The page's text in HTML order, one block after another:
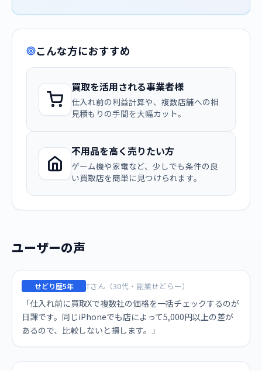
こんな方におすすめ
買取を活用される事業者様
仕入れ前の利益計算や、複数店舗への相
見積もりの手間を大幅カット。
不用品を高く売りたい方
ゲーム機や家電など、少しでも条件の良
い買取店を簡単に見つけられます。
ユーザーの声
せどり歴5年 Tさん（30代・副業せどらー）
「仕入れ前に買取Xで複数社の価格を一括チェックするのが
日課です。同じiPhoneでも店によって5,000円以上の差が
あるので、比較しないと損します。」